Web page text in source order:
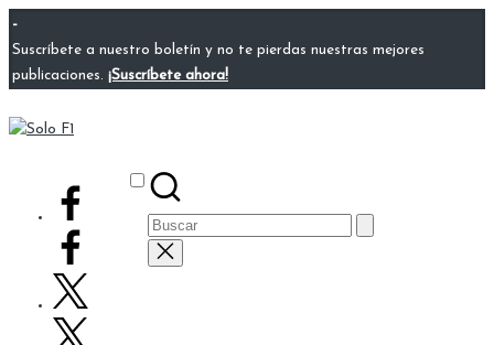
Saltar
al
contenido
-
Suscríbete a nuestro boletín y no te pierdas nuestras mejores
publicaciones. ¡Suscríbete ahora!
Solo
facebook.com
twitter.com
Buscar: